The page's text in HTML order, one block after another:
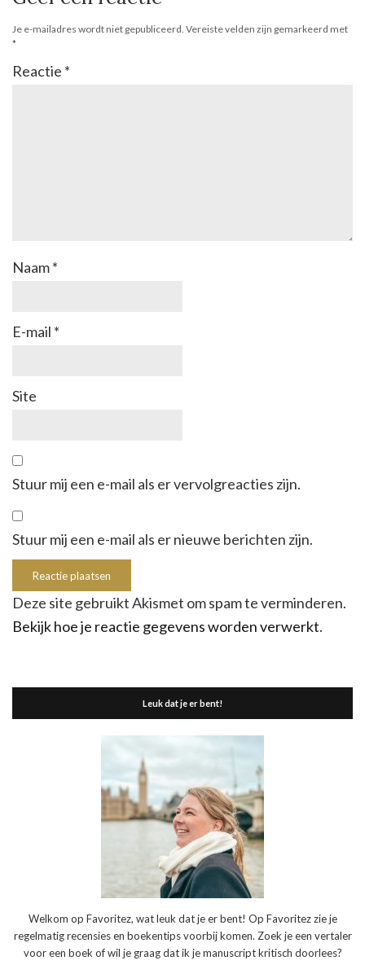
Je e-mailadres wordt niet gepubliceerd. Vereiste velden zijn gemarkeerd met
*
Reactie *
Naam*
E-mail *
Site
Stuur mij een e-mail als er vervolgreacties zijn.
Stuur mij een e-mail als er nieuwe berichten zijn.
Deze site gebruikt Akismet om spam te verminderen.
Bekijk hoe je reactie gegevens worden verwerkt.
Leuk dat je er bent!
Welkom op Favoritez, wat leuk dat je er bent! Op Favoritez zie je
regelmatig recensies en boekentips voorbij komen. Zoek je een vertaler
voor een boek of wil je graag dat ik je manuscript kritisch doorlees?